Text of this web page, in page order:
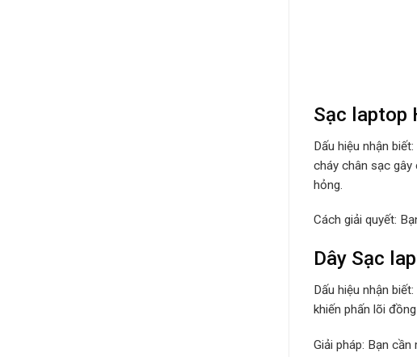
Sạc laptop
Dấu hiệu nhận
cháy chân sạc
hỏng.
Cách giải quyết:
Dây Sạc
Dấu hiệu nhận
khiến phấn lõi
Giải pháp: Bạn